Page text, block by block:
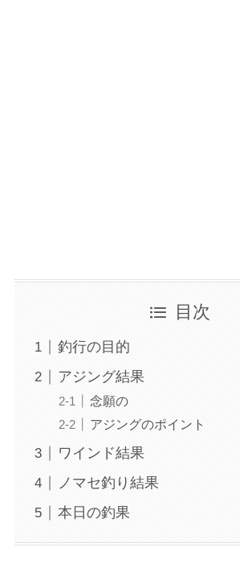
目次
釣行の目的
アジング結果
念願の
アジングのポイント
ワインド結果
ノマセ釣り結果
本日の釣果